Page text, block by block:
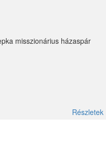
misszionárius házaspár
Részletek